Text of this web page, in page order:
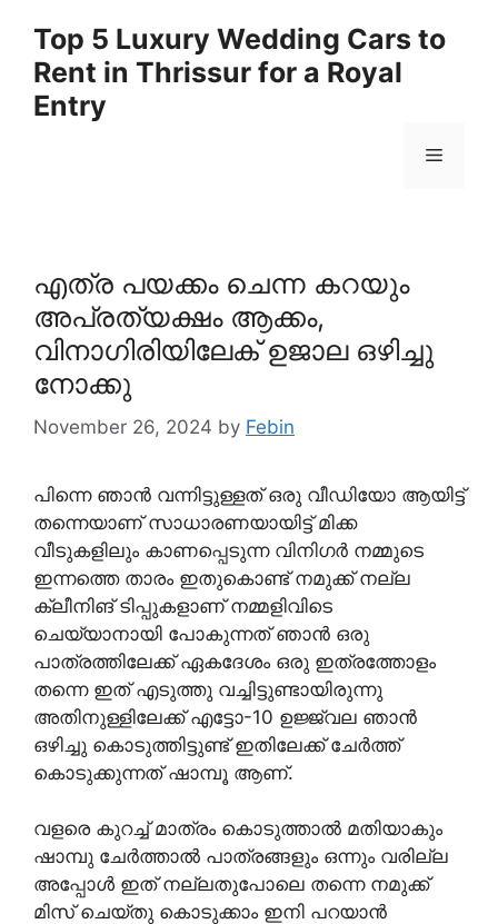
content
Top 5 Luxury Wedding Cars to
Rent in Thrissur for a Royal
Entry
Menu
എത്ര പയക്കം ചെന്ന കറയും
അപ്രത്യക്ഷം ആക്കം,
വിനാഗിരിയിലേക് ഉജാല ഒഴിച്ചു
നോക്കു
November 26, 2024 by Febin
പിന്നെ ഞാൻ വന്നിട്ടുള്ളത് ഒരു വീഡിയോ ആയിട്ട്
തന്നെയാണ് സാധാരണയായിട്ട് മിക്ക
വീടുകളിലും കാണപ്പെടുന്ന വിനിഗർ നമ്മുടെ
ഇന്നത്തെ താരം ഇതുകൊണ്ട് നമുക്ക് നല്ല
ക്ലീനിങ് ടിപ്പുകളാണ് നമ്മളിവിടെ
ചെയ്യാനായി പോകുന്നത് ഞാൻ ഒരു
പാത്രത്തിലേക്ക് ഏകദേശം ഒരു ഇത്രത്തോളം
തന്നെ ഇത് എടുത്തു വച്ചിട്ടുണ്ടായിരുന്നു
അതിനുള്ളിലേക്ക് എട്ടോ-10 ഉജ്ജ്വല ഞാൻ
ഒഴിച്ചു കൊടുത്തിട്ടുണ്ട് ഇതിലേക്ക് ചേർത്ത്
കൊടുക്കുന്നത് ഷാമ്പൂ ആണ്.
വളരെ കുറച്ച് മാത്രം കൊടുത്താൽ മതിയാകും
ഷാമ്പു ചേർത്താൽ പാത്രങ്ങളും ഒന്നും വരില്ല
അപ്പോൾ ഇത് നല്ലതുപോലെ തന്നെ നമുക്ക്
മിസ് ചെയ്തു കൊടുക്കാം ഇനി പറയാൻ